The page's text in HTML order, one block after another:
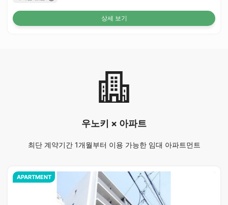
상세 보기
우노키 × 아파트
최단 계약기간 1개월부터 이용 가능한 임대 아파트먼트
APARTMENT